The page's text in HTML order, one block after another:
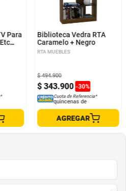
Para
Biblioteca Vedra RTA
Caramelo + Negro
RTA MUEBLES
$ 343.900 -30%
$ 494.900
Cuota de Referencia*
quincenas de
AGREGAR